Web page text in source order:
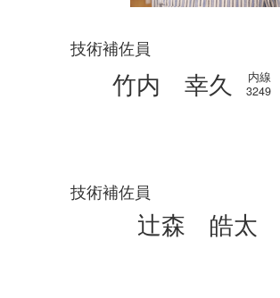
技術補佐員
竹内 幸久
内線
3249
技術補佐員
辻森 皓太